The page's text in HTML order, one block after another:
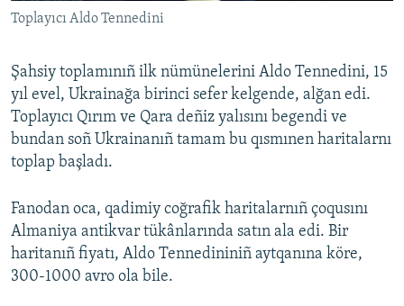
Toplayıcı Aldo Tennedini
Şahsiy toplamınıñ ilk nümünelerini Aldo Tennedini, 15
yıl evel, Ukrainağa birinci sefer kelgende, alğan edi.
Toplayıcı Qırım ve Qara deñiz yalısını begendi ve
bundan soñ Ukrainanıñ tamam bu qısmınen haritalarnı
toplap başladı.
Fanodan oca, qadimiy coğrafik haritalarnıñ çoqusını
Almaniya antikvar tükânlarında satın ala edi. Bir
haritanıñ fiyatı, Aldo Tennedininiñ aytqanına köre,
300-1000 avro ola bile.